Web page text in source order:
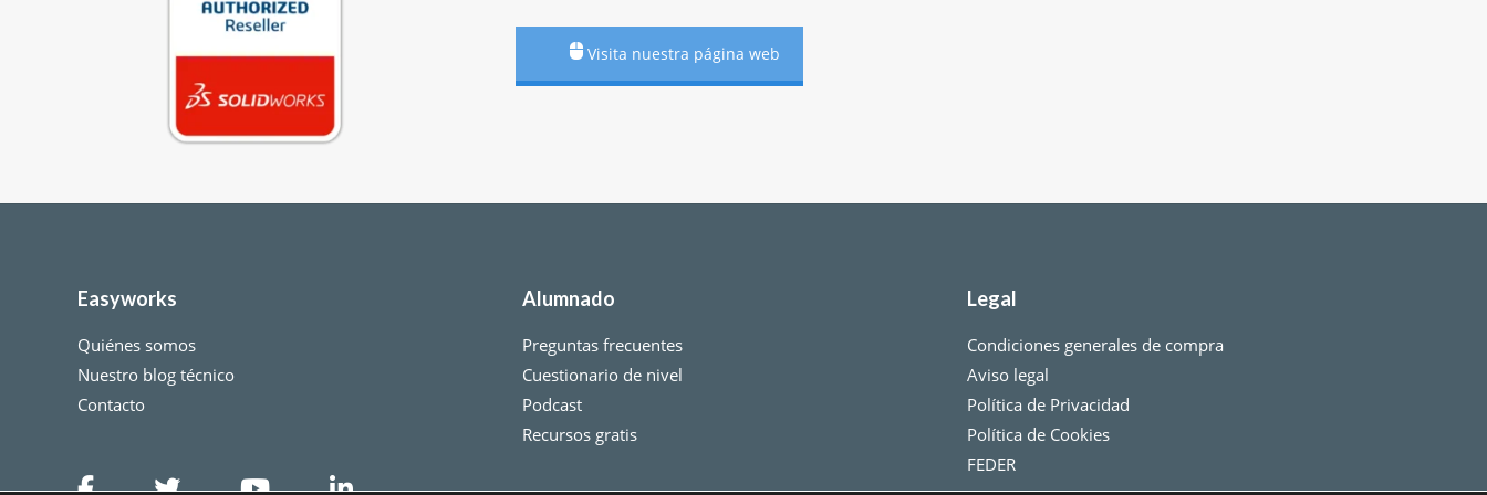
Visita nuestra página web
Easyworks
Quiénes somos
Nuestro blog técnico
Contacto
Alumnado
Preguntas frecuentes
Cuestionario de nivel
Podcast
Recursos gratis
Legal
Condiciones generales de compra
Aviso legal
Política de Privacidad
Política de Cookies
FEDER